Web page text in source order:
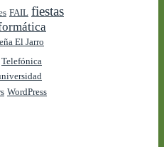
FAIL fiestas
El Jarro
Telefónica
WordPress